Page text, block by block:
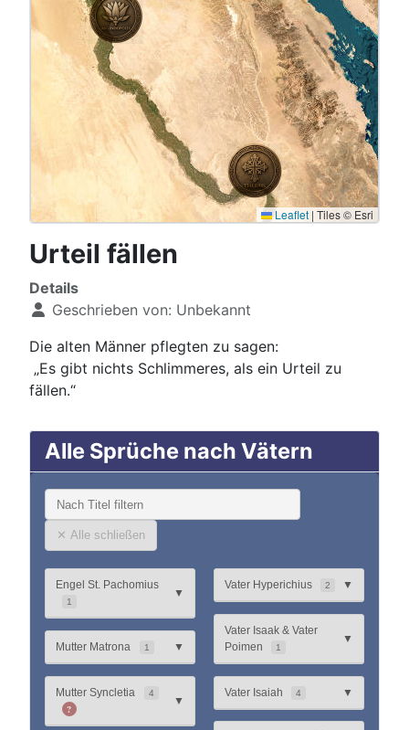
Leaflet | Tiles © Esri
Urteil fällen
Details
Geschrieben von: Unbekannt
Die alten Männer pflegten zu sagen:
„Es gibt nichts Schlimmeres, als ein Urteil zu
fällen.“
Alle Sprüche nach Vätern
✕ Alle schließen
Engel St. Pachomius
1
▼
Mutter Matrona 1 ▼
Mutter Syncletia 4
?
▼
Vater Hyperichius 2 ▼
Vater Isaak & Vater
Poimen
1
▼
Vater Isaiah 4 ▼